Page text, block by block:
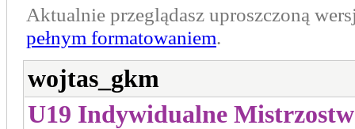
Aktualnie przeglądasz uproszczoną
pełnym formatowaniem.
wojtas_gkm
U19 Indywidualne